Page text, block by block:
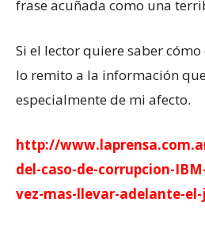
frase acuñada como una
Si el lector quiere saber cómo
lo remito a la información
especialmente de mi afecto.
http://
del-caso-de-corrupcion-
vez-mas-llevar-adelante-